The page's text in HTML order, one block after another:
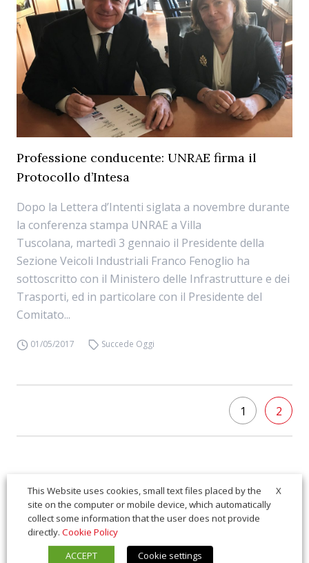
Professione conducente: UNRAE firma il
Protocollo d’Intesa
Dopo la Lettera d’Intenti siglata a novembre durante
la conferenza stampa UNRAE a Villa
Tuscolana, martedì 3 gennaio il Presidente della
Sezione Veicoli Industriali Franco Fenoglio ha
sottoscritto con il Ministero delle Infrastrutture e dei
Trasporti, ed in particolare con il Presidente del
Comitato...
01/05/2017 Succede Oggi
1 2
X
This Website uses cookies, small text files placed by the
site on the computer or mobile device, which automatically
collect some information that the user does not provide
directly. Cookie Policy
ACCEPT
Cookie settings